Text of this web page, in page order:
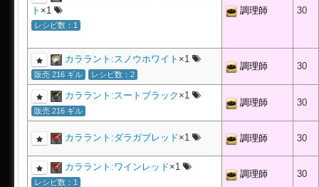
ト ×1
レシピ数：1
調理師 30
カララント:スノウホワイト ×1
販売 216 ギル レシピ数：2
調理師 30
カララント:スートブラック ×1
販売 216 ギル
調理師 30
カララント:ダラガブレッド×1 調理師 30
カララント:ワインレッド×1
レシピ数：1
調理師 30